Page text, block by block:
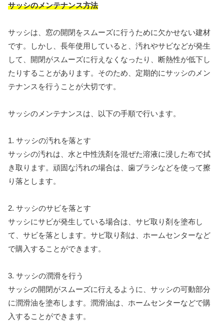
サッシのメンテナンス方法
サッシは、窓の開閉をスムーズに行うために欠かせない建材
です。しかし、長年使用していると、汚れやサビなどが発生
して、開閉がスムーズに行えなくなったり、断熱性が低下し
たりすることがあります。そのため、定期的にサッシのメン
テナンスを行うことが大切です。
サッシのメンテナンスは、以下の手順で行います。
1. サッシの汚れを落とす
サッシの汚れは、水と中性洗剤を混ぜた溶液に浸した布で拭
き取ります。頑固な汚れの場合は、歯ブラシなどを使って擦
り落とします。
2. サッシのサビを落とす
サッシにサビが発生している場合は、サビ取り剤を塗布し
て、サビを落とします。サビ取り剤は、ホームセンターなど
で購入することができます。
3. サッシの潤滑を行う
サッシの開閉がスムーズに行えるように、サッシの可動部分
に潤滑油を塗布します。潤滑油は、ホームセンターなどで購
入することができます。